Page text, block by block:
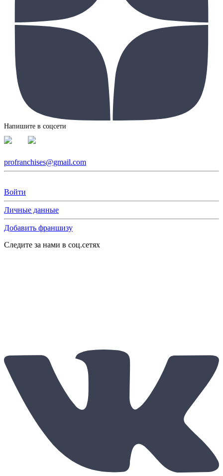
Напишите в соцсети
profranchises@gmail.com
Войти
Личные данные
Добавить франшизу
Следите за нами в соц.сетях